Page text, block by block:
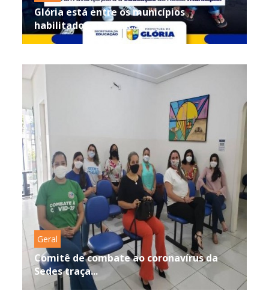
Glória está entre os municípios
habilitados ao VAAR...
Geral
Comitê de combate ao coronavírus da
Sedes traça...